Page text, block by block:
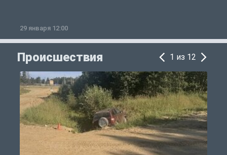
29 января 12:00
Происшествия 1 из 12